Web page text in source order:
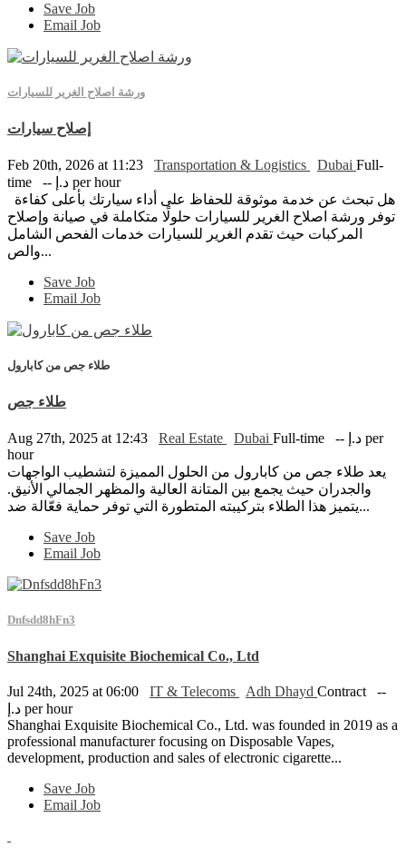
Save Job
Email Job
ورشة اصلاح الغرير للسيارات
إصلاح سيارات
Feb 20th, 2026 at 11:23 Transportation & Logistics Dubai Full-
time
-- د.إ per hour
توفر ورشة اصلاح الغرير للسيارات حلولًا متكاملة في صيانة وإصلاح
المركبات حيث تقدم الغرير للسيارات خدمات الفحص الشامل
والص...
Save Job
Email Job
طلاء جص من كابارول
طلاء جص
Aug 27th, 2025 at 12:43 Real Estate Dubai Full-time
-- د.إ per
hour
يعد طلاء جص من كابارول من الحلول المميزة لتشطيب الواجهات
والجدران حيث يجمع بين المتانة العالية والمظهر الجمالي الأنيق.
يتميز هذا الطلاء بتركيبته المتطورة التي توفر حماية فعّالة ضد...
Save Job
Email Job
Dnfsdd8hFn3
Shanghai Exquisite Biochemical Co., Ltd
Jul 24th, 2025 at 06:00 IT & Telecoms Adh Dhayd Contract
--
د.إ per hour
Shanghai Exquisite Biochemical Co., Ltd. was founded in 2019 as a
professional manufacturer focusing on Disposable Vapes,
development, production and sales of electronic cigarette...
Save Job
Email Job